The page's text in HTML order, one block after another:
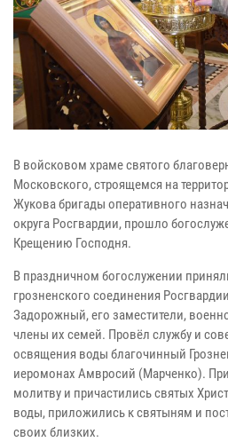
В войсковом храме святого
Московского, строящемся на
Жукова бригады оперативного
округа Росгвардии, прошло
Крещению Господня.
В праздничном богослужении
грозненского соединения
Задорожный, его заместители,
члены их семей. Провёл службу и
освящения воды благочинный
иеромонах Амвросий (Марченко).
молитву и причастились святых
воды, приложились к святыням и
своих близких.